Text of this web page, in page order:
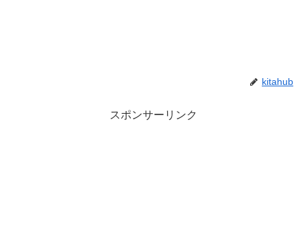
kitahub
スポンサーリンク